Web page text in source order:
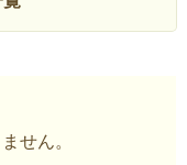
せん。